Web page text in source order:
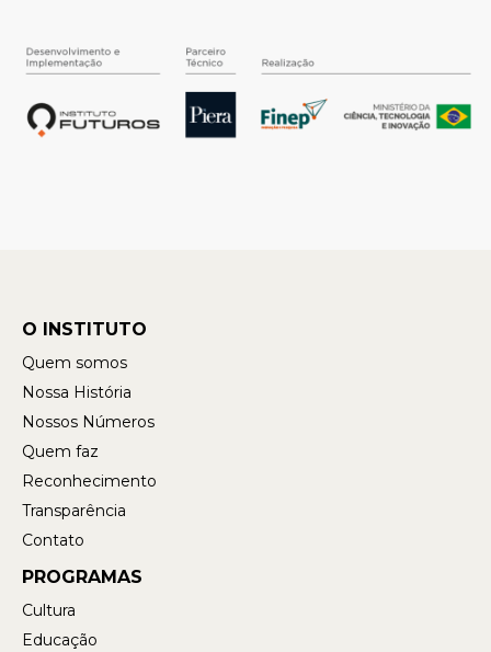
O INSTITUTO
Quem somos
Nossa História
Nossos Números
Quem faz
Reconhecimento
Transparência
Contato
PROGRAMAS
Cultura
Educação